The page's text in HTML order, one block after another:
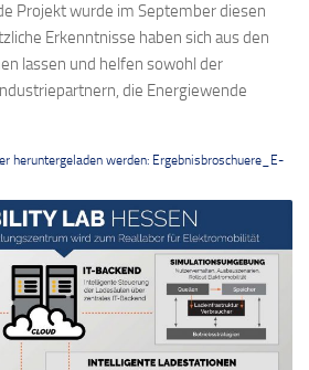
Projekt wurde im September diesen
Erkenntnisse haben sich aus den
lassen und helfen sowohl der
die Energiewende
heruntergeladen werden: Ergebnisbroschuere_E-